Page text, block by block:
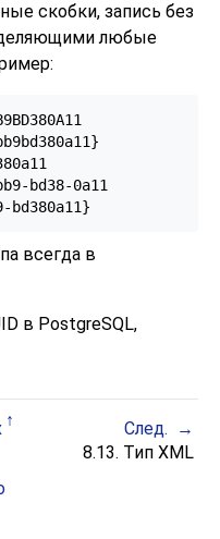
скобки, запись без
любые
bd38-0a11
bd380a11}
всегда в
в PostgreSQL,
След.
8.13. Тип XML